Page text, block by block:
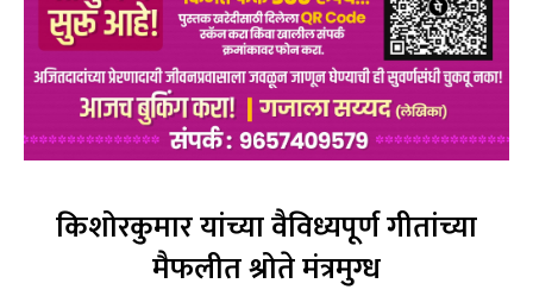
किशोरकुमार यांच्या वैविध्यपूर्ण गीतांच्या
मैफलीत श्रोते मंत्रमुग्ध